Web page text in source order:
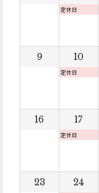
定休日
9 10
定休日
16 17
定休日
23 24